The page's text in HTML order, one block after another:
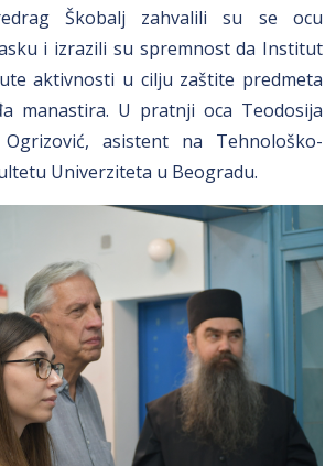
Škobalj zahvalili su se ocu
i izrazili su spremnost da Institut
aktivnosti u cilju zaštite predmeta
manastira. U pratnji oca Teodosija
asistent na Tehnološko-
Univerziteta u Beogradu.